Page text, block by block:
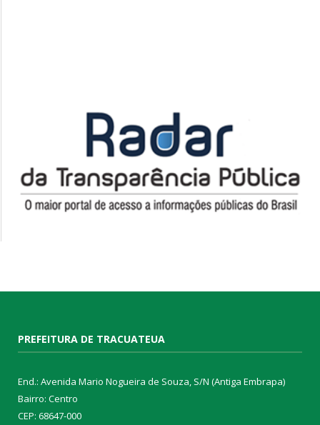
PREFEITURA DE TRACUATEUA
End.: Avenida Mario Nogueira de Souza, S/N (Antiga Embrapa)
Bairro: Centro
CEP: 68647-000